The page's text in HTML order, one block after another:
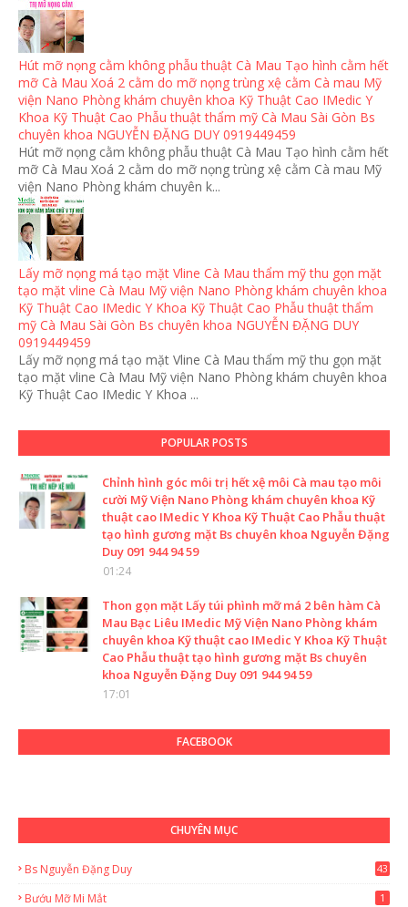
Hút mỡ nọng cằm không phẫu thuật Cà Mau Tạo hình cằm hết
mỡ Cà Mau Xoá 2 cằm do mỡ nọng trùng xệ cằm Cà mau Mỹ
viện Nano Phòng khám chuyên khoa Kỹ Thuật Cao IMedic Y
Khoa Kỹ Thuật Cao Phẫu thuật thẩm mỹ Cà Mau Sài Gòn Bs
chuyên khoa NGUYỄN ĐẶNG DUY 0919449459
Hút mỡ nọng cằm không phẫu thuật Cà Mau Tạo hình cằm hết
mỡ Cà Mau Xoá 2 cằm do mỡ nọng trùng xệ cằm Cà mau Mỹ
viện Nano Phòng khám chuyên k...
Lấy mỡ nọng má tạo mặt Vline Cà Mau thẩm mỹ thu gọn mặt
tạo mặt vline Cà Mau Mỹ viện Nano Phòng khám chuyên khoa
Kỹ Thuật Cao IMedic Y Khoa Kỹ Thuật Cao Phẫu thuật thẩm
mỹ Cà Mau Sài Gòn Bs chuyên khoa NGUYỄN ĐẶNG DUY
0919449459
Lấy mỡ nọng má tạo mặt Vline Cà Mau thẩm mỹ thu gọn mặt
tạo mặt vline Cà Mau Mỹ viện Nano Phòng khám chuyên khoa
Kỹ Thuật Cao IMedic Y Khoa ...
POPULAR POSTS
Chỉnh hình góc môi trị hết xệ môi Cà mau tạo môi
cười Mỹ Viện Nano Phòng khám chuyên khoa Kỹ
thuật cao IMedic Y Khoa Kỹ Thuật Cao Phẫu thuật
tạo hình gương mặt Bs chuyên khoa Nguyễn Đặng
Duy 091 944 94 59
01:24
Thon gọn mặt Lấy túi phình mỡ má 2 bên hàm Cà
Mau Bạc Liêu IMedic Mỹ Viện Nano Phòng khám
chuyên khoa Kỹ thuật cao IMedic Y Khoa Kỹ Thuật
Cao Phẫu thuật tạo hình gương mặt Bs chuyên
khoa Nguyễn Đặng Duy 091 944 94 59
17:01
FACEBOOK
CHUYÊN MỤC
Bs Nguyễn Đặng Duy
43
Bướu Mỡ Mi Mắt 1